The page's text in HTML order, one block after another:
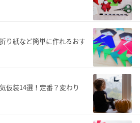
り紙など簡単に作れるおす
仮装14選！定番？変わり